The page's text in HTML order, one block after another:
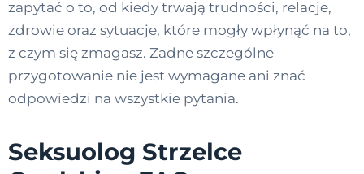
zapytać o to, od kiedy trwają trudności, relacje,
zdrowie oraz sytuacje, które mogły wpłynąć na to,
z czym się zmagasz. Żadne szczególne
przygotowanie nie jest wymagane ani znać
odpowiedzi na wszystkie pytania.
Seksuolog Strzelce